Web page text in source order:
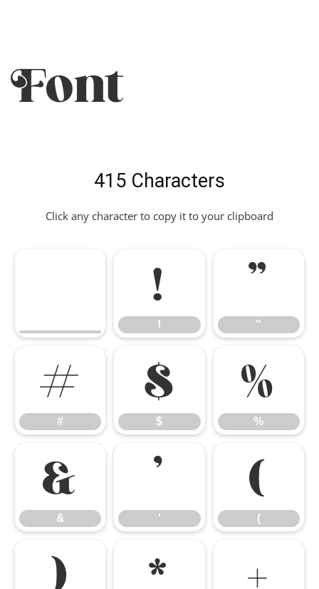
Font
415 Characters
Click any character to copy it to your clipboard
!
!
"
"
#
#
$
$
%
%
&
&
'
'
(
(
) * +